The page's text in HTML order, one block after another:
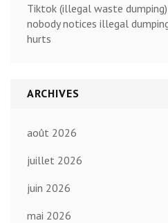
Tiktok (illegal waste
nobody notices illegal
hurts
ARCHIVES
août 2026
juillet 2026
juin 2026
mai 2026